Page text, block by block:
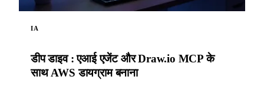
IA
डीप डाइव : एआई एजेंट और Draw.io MCP के
साथ AWS डायग्राम बनाना